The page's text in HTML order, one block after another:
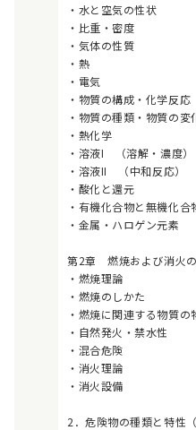
・水と空気の性状
・比重・密度
・気体の性質
・熱
・電気
・物質の構成・化学反応
・物質の種類・物質の変
・熱化学
・溶液I （溶解・濃度）
・溶液II （中和反応）
・酸化と還元
・有機化合物と無機化合
・金属・ハロゲン元素
第2章 燃焼および消火
・燃焼理論
・燃焼のしかた
・燃焼に関連する物質の
・自然発火・禁水性
・混合危険
・消火理論
・消火設備
2．危険物の種類と特性